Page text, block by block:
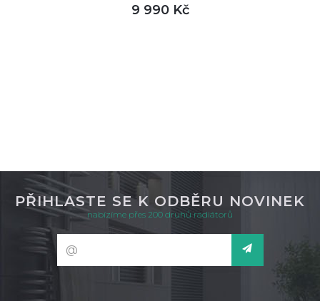
9 990 Kč
PŘIHLASTE SE K ODBĚRU NOVINEK
nabízíme přes 200 druhů radiátorů